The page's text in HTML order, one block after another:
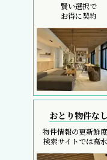
賢い選択で
お得に契約
おとり物件なし
物件情報の更新鮮
検索サイトでは高